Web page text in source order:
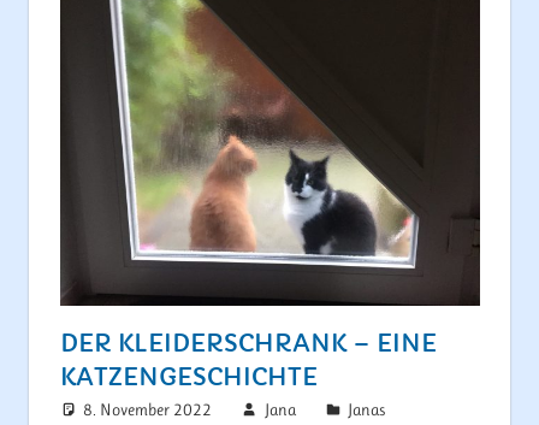
DER KLEIDERSCHRANK – EINE
KATZENGESCHICHTE
8. November 2022 Jana
Janas